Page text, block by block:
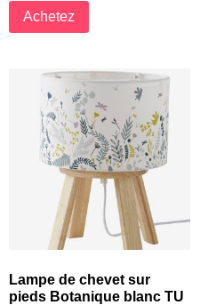
Achetez
Lampe de chevet sur
pieds Botanique blanc TU